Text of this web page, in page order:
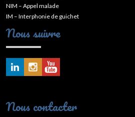
NIM – Appel malade
IM – Interphonie de guichet
Nous suivre
Nous contacter